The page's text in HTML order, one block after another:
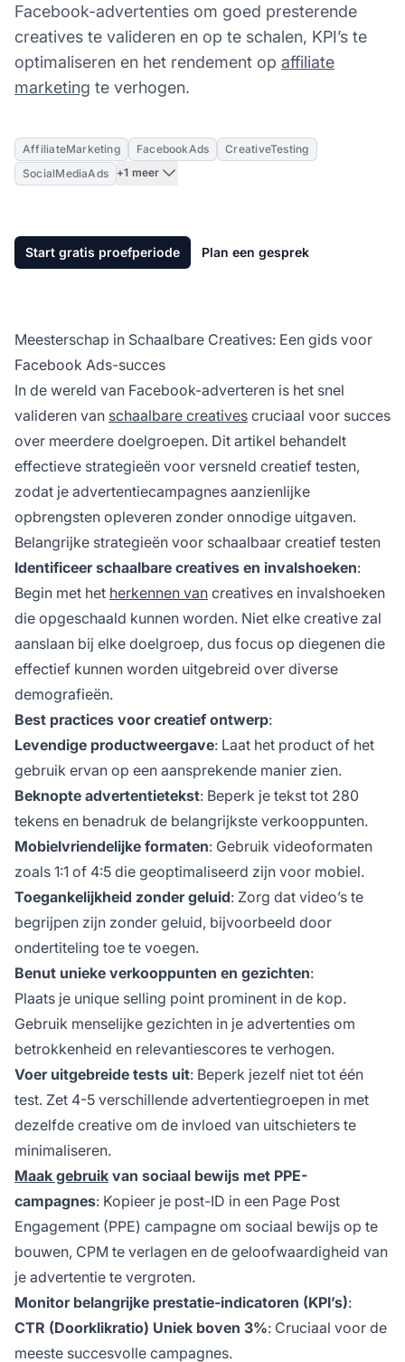
Facebook-advertenties om goed presterende
creatives te valideren en op te schalen, KPI’s te
optimaliseren en het rendement op affiliate
marketing te verhogen.
AffiliateMarketing FacebookAds
CreativeTesting
SocialMediaAds
+1 meer
Start gratis proefperiode Plan een gesprek
Meesterschap in Schaalbare Creatives: Een gids voor
Facebook Ads-succes
In de wereld van Facebook-adverteren is het snel
valideren van schaalbare creatives cruciaal voor succes
over meerdere doelgroepen. Dit artikel behandelt
effectieve strategieën voor versneld creatief testen,
zodat je advertentiecampagnes aanzienlijke
opbrengsten opleveren zonder onnodige uitgaven.
Belangrijke strategieën voor schaalbaar creatief testen
Identificeer schaalbare creatives en invalshoeken:
Begin met het herkennen van creatives en invalshoeken
die opgeschaald kunnen worden. Niet elke creative zal
aanslaan bij elke doelgroep, dus focus op diegenen die
effectief kunnen worden uitgebreid over diverse
demografieën.
Best practices voor creatief ontwerp:
Levendige productweergave: Laat het product of het
gebruik ervan op een aansprekende manier zien.
Beknopte advertentietekst: Beperk je tekst tot 280
tekens en benadruk de belangrijkste verkooppunten.
Mobielvriendelijke formaten: Gebruik videoformaten
zoals 1:1 of 4:5 die geoptimaliseerd zijn voor mobiel.
Toegankelijkheid zonder geluid: Zorg dat video’s te
begrijpen zijn zonder geluid, bijvoorbeeld door
ondertiteling toe te voegen.
Benut unieke verkooppunten en gezichten:
Plaats je unique selling point prominent in de kop.
Gebruik menselijke gezichten in je advertenties om
betrokkenheid en relevantiescores te verhogen.
Voer uitgebreide tests uit: Beperk jezelf niet tot één
test. Zet 4-5 verschillende advertentiegroepen in met
dezelfde creative om de invloed van uitschieters te
minimaliseren.
Maak gebruik van sociaal bewijs met PPE-
campagnes: Kopieer je post-ID in een Page Post
Engagement (PPE) campagne om sociaal bewijs op te
bouwen, CPM te verlagen en de geloofwaardigheid van
je advertentie te vergroten.
Monitor belangrijke prestatie-indicatoren (KPI’s):
CTR (Doorklikratio) Uniek boven 3%: Cruciaal voor de
meeste succesvolle campagnes.